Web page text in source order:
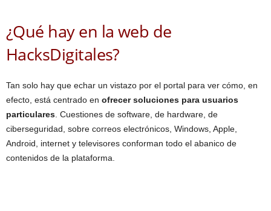
¿Qué hay en la web de
HacksDigitales?
Tan solo hay que echar un vistazo por el portal para ver cómo, en
efecto, está centrado en ofrecer soluciones para usuarios
particulares . Cuestiones de software, de hardware, de
ciberseguridad, sobre correos electrónicos, Windows, Apple,
Android, internet y televisores conforman todo el abanico de
contenidos de la plataforma.